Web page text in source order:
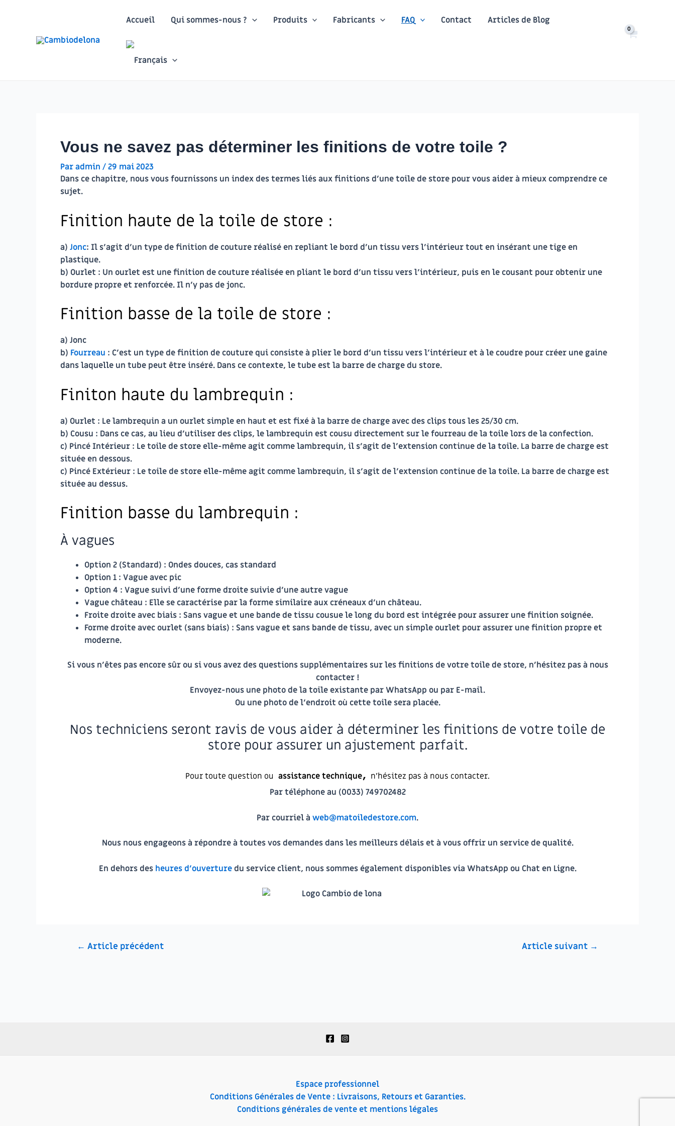
Accueil Qui sommes-nous ? Produits Fabricants FAQ Contact Articles de Blog
Vous ne savez pas déterminer les finitions de votre toile ?
Paradmin /29 mai 2023
Dans ce chapitre, nous vous fournissons un index des termes liés aux finitions d’une toile de store pour vous aider à mieux comprendre ce
sujet.
Finition haute de la toile de store :
a) Jonc: Il s’agit d’un type de finition de couture réalisé en repliant le bord d’un tissu vers l’intérieur tout en insérant une tige en
plastique.
b) Ourlet : Un ourlet est une finition de couture réalisée en pliant le bord d’un tissu vers l’intérieur, puis en le cousant pour obtenir une
bordure propre et renforcée. Il n’y pas de jonc.
Finition basse de la toile de store :
a) Jonc
b) Fourreau : C’est un type de finition de couture qui consiste à plier le bord d’un tissu vers l’intérieur et à le coudre pour créer une gaine
dans laquelle un tube peut être inséré. Dans ce contexte, le tube est la barre de charge du store.
Finiton haute du lambrequin :
a) Ourlet : Le lambrequin a un ourlet simple en haut et est fixé à la barre de charge avec des clips tous les 25/30 cm.
b) Cousu : Dans ce cas, au lieu d’utiliser des clips, le lambrequin est cousu directement sur le fourreau de la toile lors de la confection.
c) Pincé Intérieur : Le toile de store elle-même agit comme lambrequin, il s’agit de l’extension continue de la toile. La barre de charge est
située en dessous.
c) Pincé Extérieur : Le toile de store elle-même agit comme lambrequin, il s’agit de l’extension continue de la toile. La barre de charge est
située au dessus.
Finition basse du lambrequin :
À vagues
Option 2 (Standard) : Ondes douces, cas standard
Option 1 : Vague avec pic
Option 4 : Vague suivi d’une forme droite suivie d’une autre vague
Vague château : Elle se caractérise par la forme similaire aux créneaux d’un château.
Froite droite avec biais : Sans vague et une bande de tissu cousue le long du bord est intégrée pour assurer une finition soignée.
Forme droite avec ourlet (sans biais) : Sans vague et sans bande de tissu, avec un simple ourlet pour assurer une finition propre et
moderne.
Si vous n’êtes pas encore sûr ou si vous avez des questions supplémentaires sur les finitions de votre toile de store, n’hésitez pas à nous
contacter !
Envoyez-nous une photo de la toile existante par WhatsApp ou par E-mail.
Ou une photo de l’endroit où cette toile sera placée.
Nos techniciens seront ravis de vous aider à déterminer les finitions de votre toile de
store pour assurer un ajustement parfait.
Pour toute question ou assistance technique, n’hésitez pas à nous contacter.
Par téléphone au (0033) 749702482
Par courriel à web@matoiledestore.com.
Nous nous engageons à répondre à toutes vos demandes dans les meilleurs délais et à vous offrir un service de qualité.
En dehors des heures d’ouverturedu service client, nous sommes également disponibles via WhatsApp ou Chat en Ligne.
Navigation
← Article précédent Article suivant →
Espace professionnel
Conditions Générales de Vente : Livraisons, Retours et Garanties.
Conditions générales de vente et mentions légales